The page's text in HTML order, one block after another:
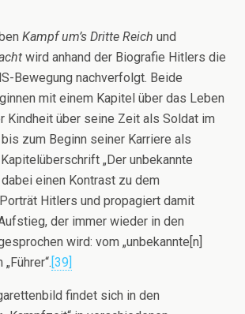
Kampf um’s Dritte Reich und
wird anhand der Biografie Hitlers die
Bewegung nachverfolgt. Beide
mit einem Kapitel über das Leben
Kindheit über seine Zeit als Soldat im
zum Beginn seiner Karriere als
„Der unbekannte
einen Kontrast zu dem
Hitlers und propagiert damit
der immer wieder in den
wird: vom „unbekannte[n]
[39]
findet sich in den